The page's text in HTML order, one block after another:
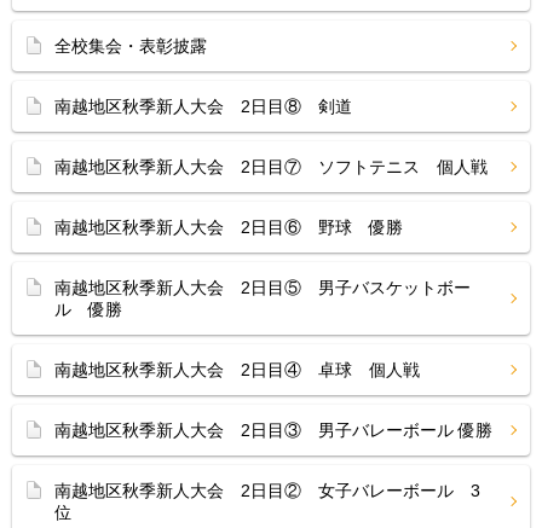
全校集会・表彰披露
南越地区秋季新人大会 2日目⑧ 剣道
南越地区秋季新人大会 2日目⑦ ソフトテニス 個人戦
南越地区秋季新人大会 2日目⑥ 野球 優勝
南越地区秋季新人大会 2日目⑤ 男子バスケットボー
ル 優勝
南越地区秋季新人大会 2日目④ 卓球 個人戦
南越地区秋季新人大会 2日目③ 男子バレーボール 優勝
南越地区秋季新人大会 2日目② 女子バレーボール 3
位